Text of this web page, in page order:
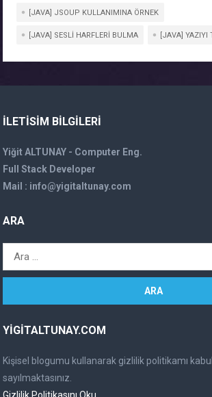
[JAVA] JSOUP KULLANIMINA ÖRNEK
[JAVA] SESLI HARFLERI BULMA [JAVA] YAZIYI
İLETISIM BILGILERI
Yiğit ALTUNAY - Computer Eng.
Full Stack Developer
Mail : info@yigitaltunay.com
ARA
r
m
YIGITALTUNAY.COM
Kişisel blogumu kullanarak gizlilik politikamı
sayılmaktasınız.
Gizlilik Politikasını Oku